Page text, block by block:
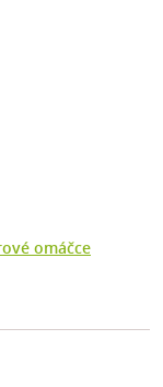
omáčce